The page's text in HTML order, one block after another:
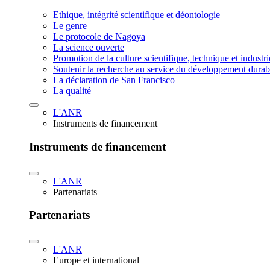
Ethique, intégrité scientifique et déontologie
Le genre
Le protocole de Nagoya
La science ouverte
Promotion de la culture scientifique, technique et
Soutenir la recherche au service du développement
La déclaration de San Francisco
La qualité
L'ANR
Instruments de financement
Instruments de financement
L'ANR
Partenariats
Partenariats
L'ANR
Europe et international